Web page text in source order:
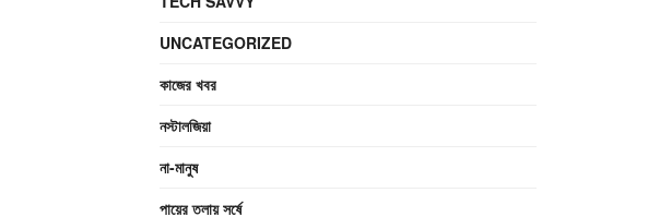
UNCATEGORIZED
কাজের খবর
নস্টালজিয়া
না-মানুষ
পায়ের তলায় সর্ষে